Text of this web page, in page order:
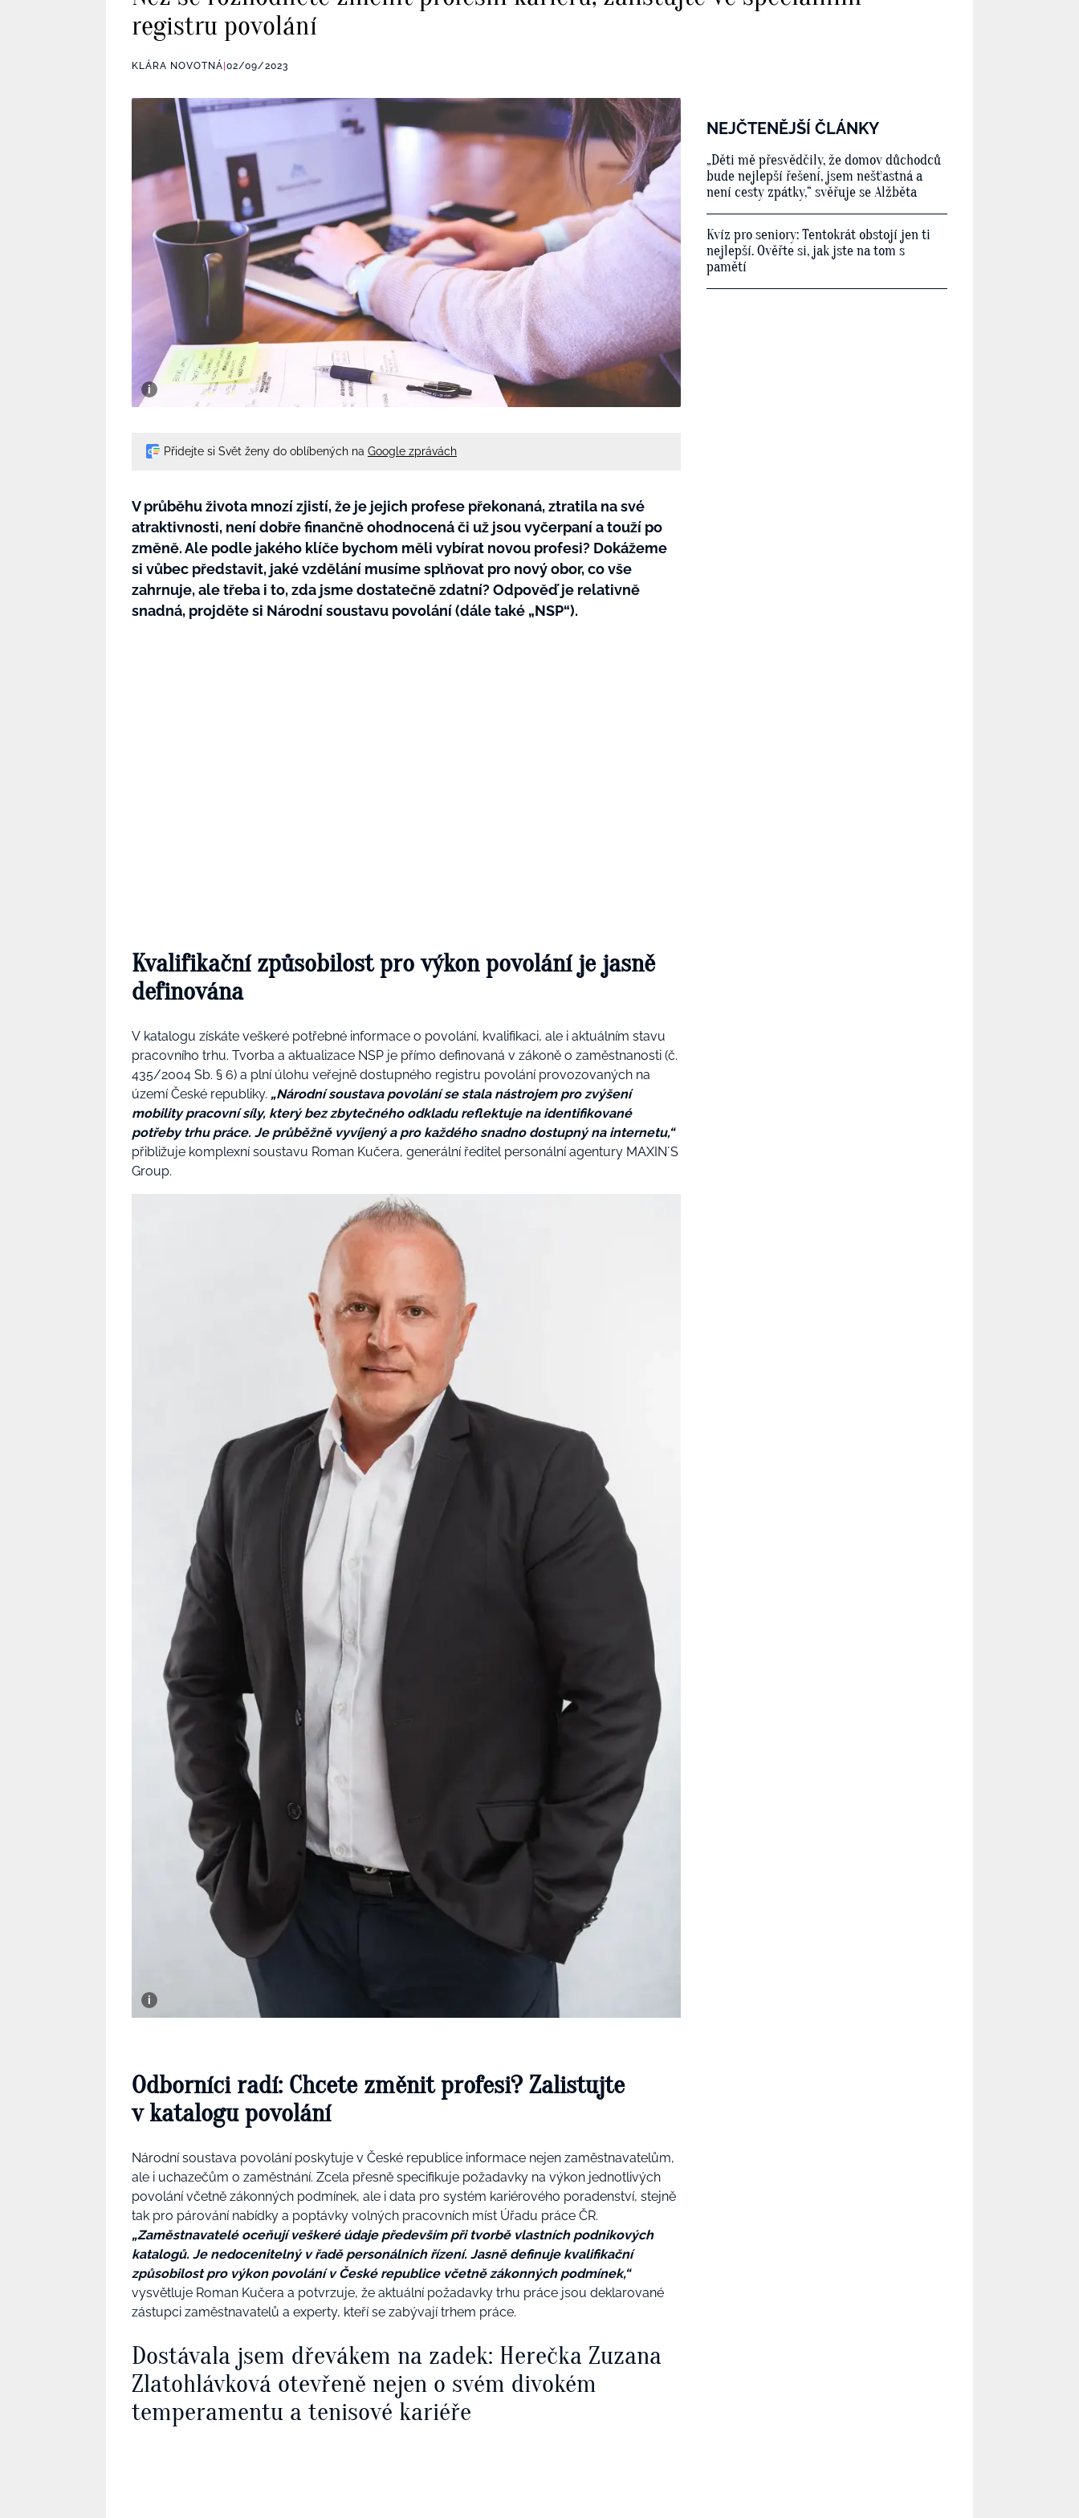
registru povolání
KLÁRA NOVOTNÁ 02/09/2023
Přidejte si Svět ženy do oblíbených na Google zprávách
V průběhu života mnozí zjistí, že je jejich profese překonaná, ztratila na své
atraktivnosti, není dobře finančně ohodnocená či už jsou vyčerpaní a touží po
změně. Ale podle jakého klíče bychom měli vybírat novou profesi? Dokážeme
si vůbec představit, jaké vzdělání musíme splňovat pro nový obor, co vše
zahrnuje, ale třeba i to, zda jsme dostatečně zdatní? Odpověď je relativně
snadná, projděte si Národní soustavu povolání (dále také „NSP“).
Kvalifikační způsobilost pro výkon povolání je jasně
definována
V katalogu získáte veškeré potřebné informace o povolání, kvalifikaci, ale i aktuálním stavu
pracovního trhu. Tvorba a aktualizace NSP je přímo definovaná v zákoně o zaměstnanosti (č.
435/2004 Sb. § 6) a plní úlohu veřejně dostupného registru povolání provozovaných na
území České republiky. „Národní soustava povolání se stala nástrojem pro zvýšení
mobility pracovní síly, který bez zbytečného odkladu reflektuje na identifikované
potřeby trhu práce. Je průběžně vyvíjený a pro každého snadno dostupný na internetu,“
přibližuje komplexní soustavu Roman Kučera, generální ředitel personální agentury MAXIN´S
Group.
Odborníci radí: Chcete změnit profesi? Zalistujte
v katalogu povolání
Národní soustava povolání poskytuje v České republice informace nejen zaměstnavatelům,
ale i uchazečům o zaměstnání. Zcela přesně specifikuje požadavky na výkon jednotlivých
povolání včetně zákonných podmínek, ale i data pro systém kariérového poradenství, stejně
tak pro párování nabídky a poptávky volných pracovních míst Úřadu práce ČR.
„Zaměstnavatelé oceňují veškeré údaje především při tvorbě vlastních podnikových
katalogů. Je nedocenitelný v řadě personálních řízení. Jasně definuje kvalifikační
způsobilost pro výkon povolání v České republice včetně zákonných podmínek,“
vysvětluje Roman Kučera a potvrzuje, že aktuální požadavky trhu práce jsou deklarované
zástupci zaměstnavatelů a experty, kteří se zabývají trhem práce.
Dostávala jsem dřevákem na zadek: Herečka Zuzana
Zlatohlávková otevřeně nejen o svém divokém
temperamentu a tenisové kariéře
NEJČTENĚJŠÍ ČLÁNKY
„Děti mě přesvědčily, že domov důchodců
bude nejlepší řešení, jsem nešťastná a
není cesty zpátky,“ svěřuje se Alžběta
Kvíz pro seniory: Tentokrát obstojí jen ti
nejlepší. Ověřte si, jak jste na tom s
pamětí